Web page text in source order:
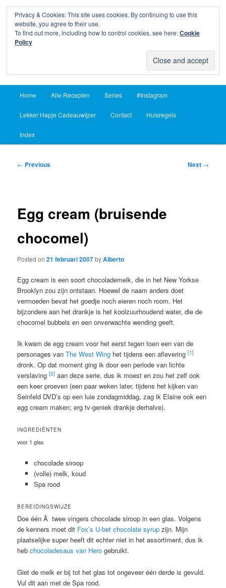
Lekker Hapje
Skip
to
primary
content
Skip
to
secondary
content
Home Alle Recepten Series #Instagram
Lekker Hapje Cadeauwijzer Contact Huisregels
Index
Post
← Previous Next →
Egg cream (bruisende
chocomel)
Posted on21 februari 2007byAlberto
Egg cream is een soort chocolademelk, die in het New Yorkse
Brooklyn zou zijn ontstaan. Hoewel de naam anders doet
vermoeden bevat het goedje noch eieren noch room. Het
bijzondere aan het drankje is het koolzuurhoudend water, die de
chocomel bubbels en een onverwachte wending geeft.
Ik kwam de egg cream voor het eerst tegen toen een van de
personages vanThe West Wing het tijdens een aflevering[1]
dronk. Op dat moment ging ik door een periode van lichte
verslaving[2] aan deze serie, dus ik moest en zou het zelf ook
een keer proeven (een paar weken later, tijdens het kijken van
Seinfeld DVD’s op een luie zondagmiddag, zag ik Elaine ook een
egg cream maken; erg tv-geniek drankje derhalve).
INGREDIËNTEN
voor 1 glas
chocolade siroop
(volle) melk, koud
Spa rood
BEREIDINGSWIJZE
Doe één Ã twee vingers chocolade siroop in een glas. Volgens
de kenners moet dit Fox’s U-bet chocolate syrup zijn. Mijn
plaatselijke super heeft dit echter niet in het assortiment, dus ik
hebchocoladesaus van Hero gebruikt.
Giet de melk er bij tot het glas tot ongeveer één derde is gevuld.
Vul dit aan met de Spa rood.
Privacy & Cookies: This site uses cookies. By continuing to use this
website, you agree to their use.
To find out more, including how to control cookies, see here:Cookie
Policy